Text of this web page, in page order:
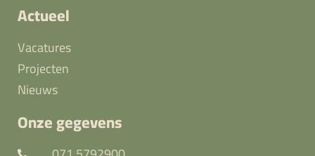
Actueel
Vacatures
Projecten
Nieuws
Onze gegevens